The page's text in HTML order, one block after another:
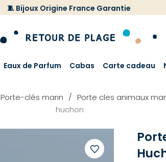
🧵 Bijoux Origine France Garantie
Eaux de Parfum Cabas Carte cadeau
Porte-clés marin Porte cles animaux
huchon